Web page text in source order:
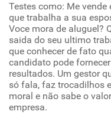
Testes como: Me
que trabalha a sua
Voce mora de aluguel?
saida do seu ultimo
que conhecer de fato
candidato pode
resultados. Um gestor
só fala, faz trocadilhos
moral e não sabe o
empresa.